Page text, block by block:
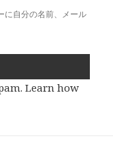
に自分の名前、メール
Learn how